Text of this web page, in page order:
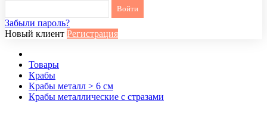
Забыли пароль?
Новый клиент Регистрация
Товары
Крабы
Крабы металл > 6 см
Крабы металлические с стразами